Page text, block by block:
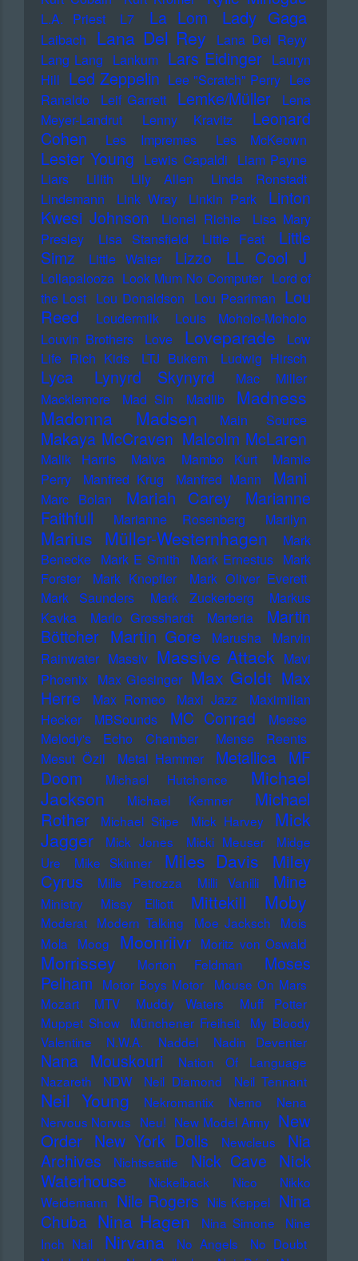
L.A. Priest L7 La Lom Lady Gaga
Laibach Lana Del Rey
Lana Del Reyy
Lang Lang Lankum Lars Eidinger Lauryn
Hill Led Zeppelin Lee "Scratch" Perry Lee
Ranaldo
Leif Garrett Lemke/Müller
Lena
Meyer-Landrut
Lenny Kravitz
Leonard
Cohen
Les Impremes Les McKeown
Lester Young Lewis Capaldi Liam Payne
Liars
Lilith Lily Allen
Linda Ronstadt
Lindemann
Link Wray Linkin Park
Linton
Kwesi Johnson
Lionel Richie
Lisa Mary
Presley
Lisa Stansfield Little Feat
Little
Simz
Little Walter Lizzo LL Cool J
Lollapalooza Look Mum No Computer Lord of
the Lost Lou Donaldson Lou Pearlman Lou
Reed
Loudermilk
Louis Moholo-Moholo
Louvin Brothers
Love Loveparade
Low
Life Rich Kids
LTJ Bukem Ludwig Hirsch
Lyca Lynyrd Skynyrd
Mac Miller
Macklemore
Mad Sin Madlib
Madness
Madonna
Madsen Main Source
Makaya McCraven Malcolm McLaren
Malik Harris Malva Mambo Kurt
Mamie
Perry
Manfred Krug Manfred Mann Mani
Marc Bolan Mariah Carey
Marianne
Faithfull
Marianne Rosenberg Marilyn
Marius Müller-Westernhagen
Mark
Benecke Mark E Smith Mark Ernestus Mark
Forster
Mark Knopfler
Mark Oliver Everett
Mark Saunders
Mark Zuckerberg
Markus
Kavka
Marlo Grosshardt Marteria
Martin
Böttcher Martin Gore Marusha
Marvin
Rainwater Massiv Massive Attack Mavi
Phoenix Max Giesinger Max Goldt Max
Herre
Max Romeo Maxi Jazz
Maximilian
Hecker
MBSounds MC Conrad
Meese
Melody's Echo Chamber
Mense Reents
Mesut Özil
Metal Hammer Metallica MF
Doom
Michael Hutchence
Michael
Jackson
Michael Kemner
Michael
Rother
Michael Stipe Mick Harvey
Mick
Jagger
Mick Jones Micki Meuser
Midge
Ure
Mike Skinner Miles Davis
Miley
Cyrus
Mille Petrozza Milli Vanilli Mine
Ministry Missy Elliott Mittekill Moby
Moderat Modern Talking Moe Jacksch
Mois
Mola
Moog Moonriivr Moritz von Oswald
Morrissey Morton Feldman
Moses
Pelham
Motor Boys Motor
Mouse On Mars
Mozart
MTV Muddy Waters
Muff Potter
Muppet Show
Münchener Freiheit
My Bloody
Valentine
N.W.A. Naddel Nadin Deventer
Nana Mouskouri
Nation Of Language
Nazareth
NDW Neil Diamond Neil Tennant
Neil Young Nekromantix Nemo
Nena
Nervous Norvus Neu! New Model Army New
Order New York Dolls Newcleus
Nia
Archives
Nichtseattle Nick Cave
Nick
Waterhouse
Nickelback Nico
Nikko
Weidemann Nile Rogers Nils Keppel Nina
Chuba Nina Hagen Nina Simone
Nine
Inch Nail
Nirvana No Angels
No Doubt